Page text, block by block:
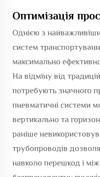
Оптимізація
Однією з
систем
максимально
На відміну від
потребують значного
пневматичні системи
вертикально та
раніше
трубопроводів
навколо перешкод і